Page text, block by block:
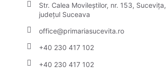
Str. Calea Movileștilor, nr. 153, Sucevița,
județul Suceava
office@primariasucevita.ro
+40 230 417 102
+40 230 417 102